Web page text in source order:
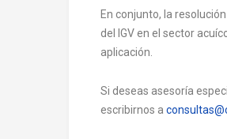
En conjunto, la
del IGV en el sector
aplicación.
Si deseas asesoría
escribirnos a